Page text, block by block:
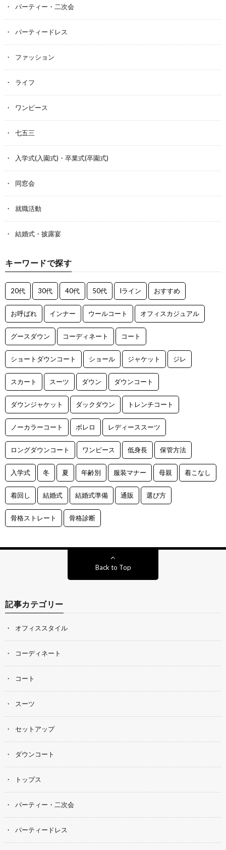
パーティー・二次会
パーティードレス
ファッション
ライフ
ワンピース
七五三
入学式(入園式)・卒業式(卒園式)
同窓会
就職活動
結婚式・披露宴
キーワードで探す
20代 30代 40代 50代 Iライン おすすめ
お呼ばれ インナー ウールコート オフィスカジュアル
グースダウン コーディネート コート
ショートダウンコート ショール ジャケット ジレ
スカート スーツ ダウン ダウンコート
ダウンジャケット ダックダウン トレンチコート
ノーカラーコート ボレロ レディーススーツ
ロングダウンコート ワンピース 低身長 保管方法
入学式 冬 夏 年齢別 服装マナー 母親 着こなし
着回し 結婚式 結婚式準備 通販 選び方
骨格ストレート 骨格診断
Back to Top
記事カテゴリー
オフィススタイル
コーディネート
コート
スーツ
セットアップ
ダウンコート
トップス
パーティー・二次会
パーティードレス